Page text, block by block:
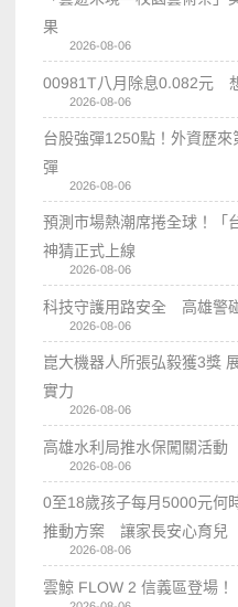
果
2026-08-06
00981T八月除息0.082元
2026-08-06
台股強彈1250點！外資歷
彈
2026-08-06
預測市場熱潮席捲全球！「
神猜正式上線
2026-08-06
科技守護用路安全 高雄警
2026-08-06
崑大機器人所張弘毅獲3獎
實力
2026-08-06
高雄水利局推水保闖關活
2026-08-06
0至18歲孩子每月5000元何
推動方案 讓家長安心育兒
2026-08-06
雲鯨 FLOW 2 信義區登場